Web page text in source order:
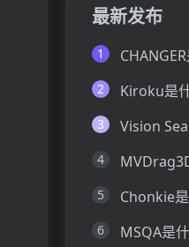
最新发布
1
2
3
4
5
6